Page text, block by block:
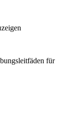
für